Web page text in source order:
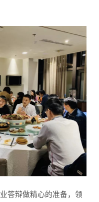
答辩做精心的准备，领